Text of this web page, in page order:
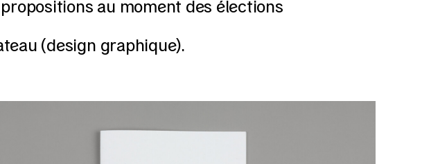
au moment des élections
(design graphique).